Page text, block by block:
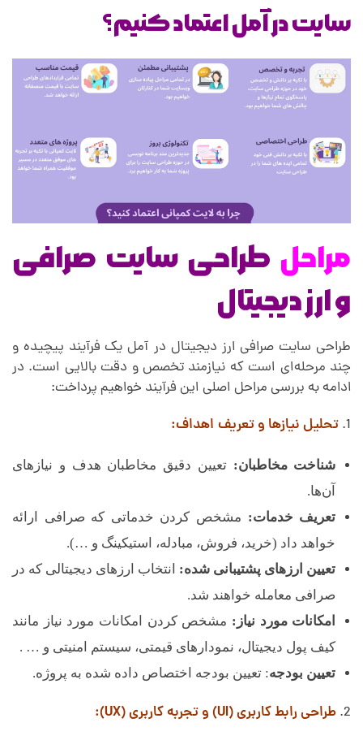
سایت در آمل اعتماد کنیم؟
مراحل طراحی سایت صرافی
و ارز دیجیتال
طراحی سایت صرافی ارز دیجیتال در آمل یک فرآیند پیچیده و
چند مرحله‌ای است که نیازمند تخصص و دقت بالایی است. در
ادامه به بررسی مراحل اصلی این فرآیند خواهیم پرداخت:
تحلیل نیازها و تعریف اهداف:
شناخت مخاطبان: تعیین دقیق مخاطبان هدف و نیازهای
آن‌ها.
تعریف خدمات: مشخص کردن خدماتی که صرافی ارائه
خواهد داد (خرید، فروش، مبادله، استیکینگ و …).
تعیین ارزهای پشتیبانی شده: انتخاب ارزهای دیجیتالی که در
صرافی معامله خواهند شد.
امکانات مورد نیاز: مشخص کردن امکانات مورد نیاز مانند
کیف پول دیجیتال، نمودارهای قیمتی، سیستم امنیتی و … .
تعیین بودجه: تعیین بودجه اختصاص داده شده به پروژه.
طراحی رابط کاربری (UI) و تجربه کاربری (UX):